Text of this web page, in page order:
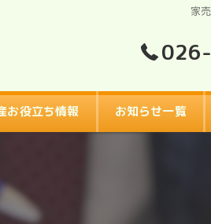
家
お役立ち情報 お知らせ一覧